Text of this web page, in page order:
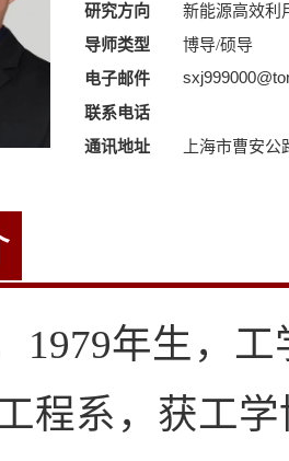
研究方向 新能源高效利
导师类型 博导/硕导
电子邮件
联系电话
通讯地址
上海市曹安
1979年生，
程系，获工